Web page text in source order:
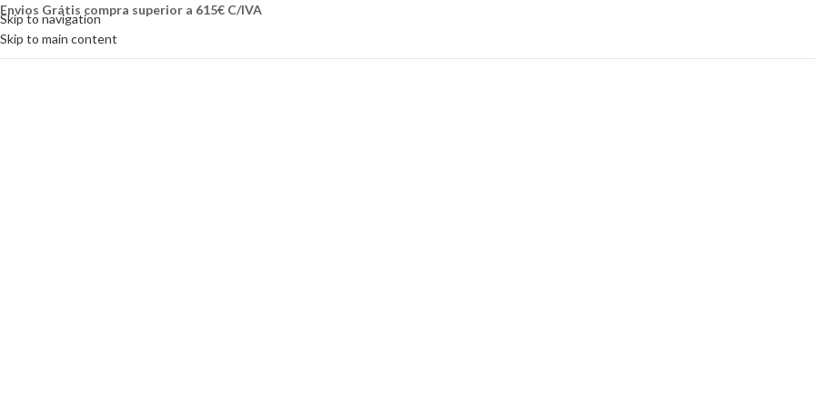
Skip to navigation
Skip to main content
Envios Grátis compra superior a 615€ C/IVA